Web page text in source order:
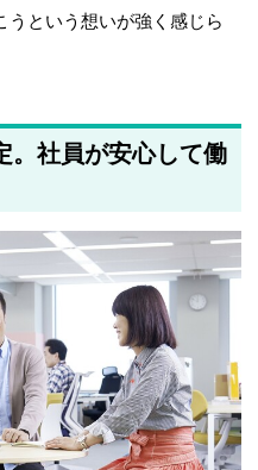
うという想いが強く感じら
。社員が安心して働